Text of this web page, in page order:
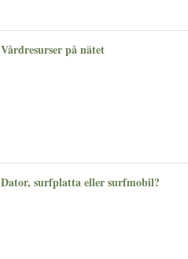
Vårdresurser på nätet
Dator, surfplatta eller surfmobil?